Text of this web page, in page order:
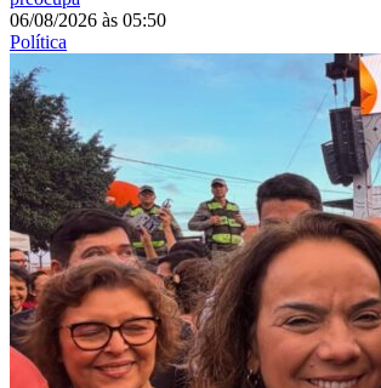
06/08/2026 às 05:50
Política